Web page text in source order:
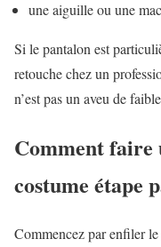
une aiguille ou une
Si le pantalon est
retouche chez un
n’est pas un aveu de
Comment faire
costume étape
Commencez par enfiler le